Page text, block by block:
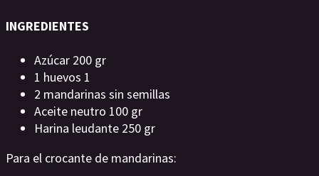
INGREDIENTES
Azúcar 200 gr
1 huevos 1
2 mandarinas sin semillas
Aceite neutro 100 gr
Harina leudante 250 gr
Para el crocante de mandarinas: